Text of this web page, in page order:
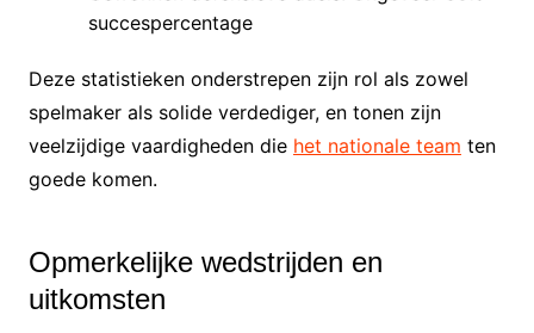
succespercentage
Deze statistieken onderstrepen zijn rol als zowel
spelmaker als solide verdediger, en tonen zijn
veelzijdige vaardigheden die het nationale team ten
goede komen.
Opmerkelijke wedstrijden en
uitkomsten